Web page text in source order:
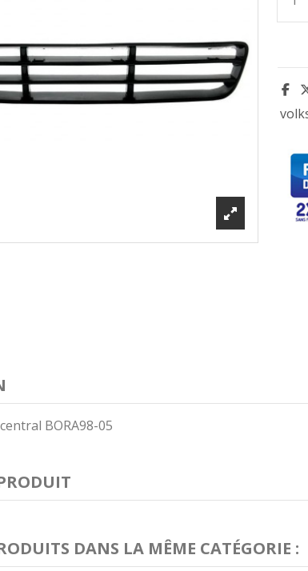
BORA98-05
DANS LA MÊME CATÉGORIE :